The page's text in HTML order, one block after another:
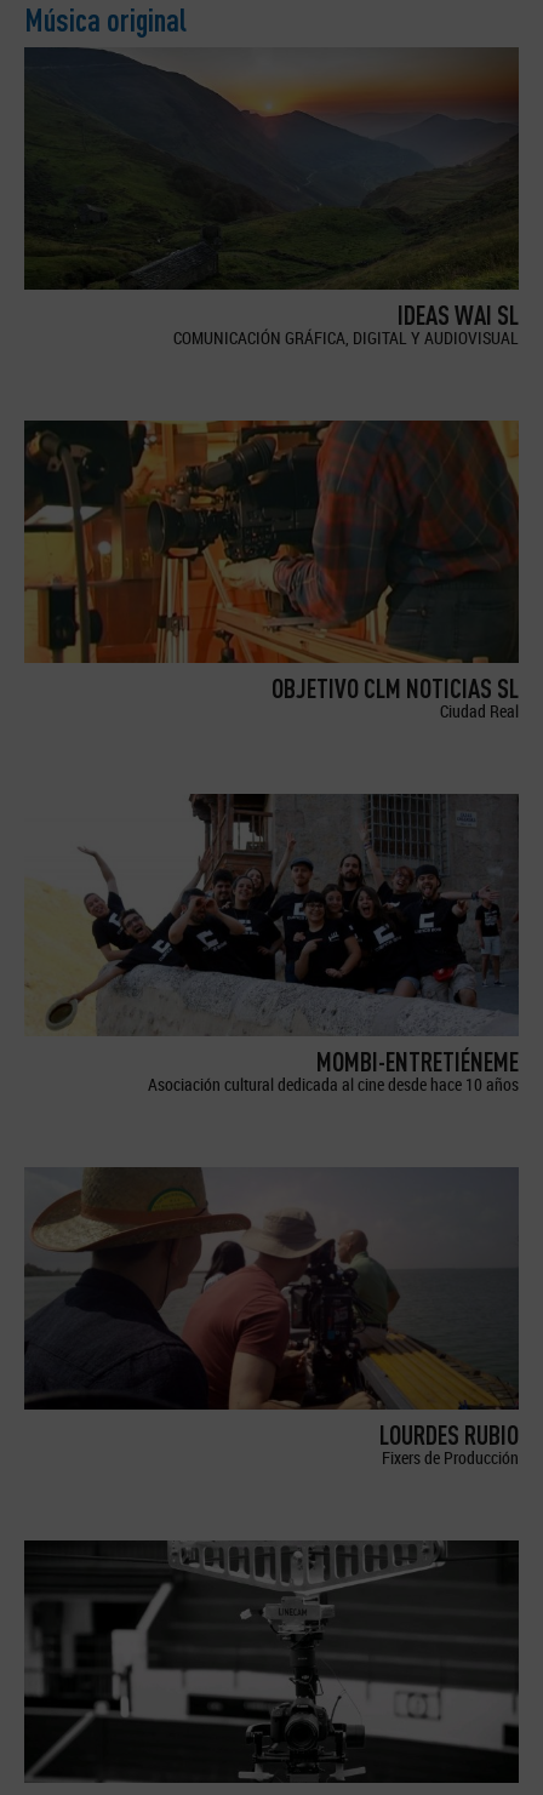
Música original
IDEAS WAI SL
COMUNICACIÓN GRÁFICA, DIGITAL Y AUDIOVISUAL
OBJETIVO CLM NOTICIAS SL
Ciudad Real
MOMBI-ENTRETIÉNEME
Asociación cultural dedicada al cine desde hace 10 años
LOURDES RUBIO
Fixers de Producción